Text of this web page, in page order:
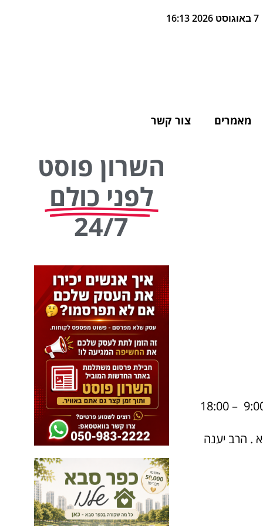
7 באוגוסט 2026 16:13
מאמרים צור קשר
18:00 –
. הרב יענה
השרון פוסט
לפני כולם
24/7